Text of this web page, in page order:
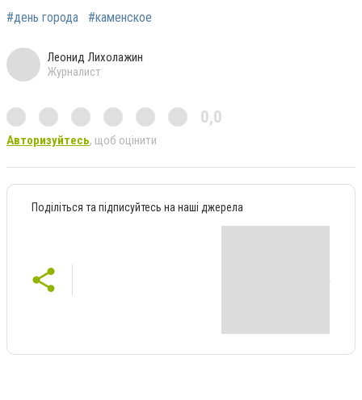
#день города #каменское
Леонид Лихолажин
Журналист
0,0
Авторизуйтесь, щоб оцінити
Поділіться та підписуйтесь на наші джерела